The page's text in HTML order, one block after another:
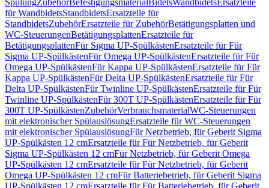
SpülungZubehörBefestigungsmaterialBidetsWandbidetsErsatzteile
für WandbidetsStandbidetsErsatzteile für
StandbidetsZubehörErsatzteile für ZubehörBetätigungsplatten und
WC-SteuerungenBetätigungsplattenErsatzteile für
BetätigungsplattenFür Sigma UP-SpülkästenErsatzteile für Für
Sigma UP-SpülkästenFür Omega UP-SpülkästenErsatzteile für Für
Omega UP-SpülkästenFür Kappa UP-SpülkästenErsatzteile für Für
Kappa UP-SpülkästenFür Delta UP-SpülkästenErsatzteile für Für
Delta UP-SpülkästenFür Twinline UP-SpülkästenErsatzteile für Für
Twinline UP-SpülkästenFür 300T UP-SpülkästenErsatzteile für Für
300T UP-SpülkästenZubehörVerbrauchsmaterialWC-Steuerungen
mit elektronischer SpülauslösungErsatzteile für WC-Steuerungen
mit elektronischer SpülauslösungFür Netzbetrieb, für Geberit Sigma
UP-Spülkästen 12 cmErsatzteile für Für Netzbetrieb, für Geberit
Sigma UP-Spülkästen 12 cmFür Netzbetrieb, für Geberit Omega
UP-Spülkästen 12 cmErsatzteile für Für Netzbetrieb, für Geberit
Omega UP-Spülkästen 12 cmFür Batteriebetrieb, für Geberit Sigma
UP-Spülkästen 12 cmErsatzteile für Für Batteriebetrieb, für Geberit